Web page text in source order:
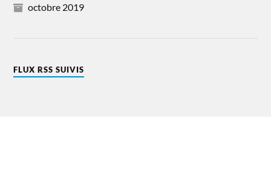
octobre 2019
FLUX RSS SUIVIS